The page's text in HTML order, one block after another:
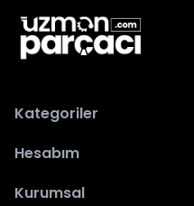
Kategoriler
Hesabım
Kurumsal